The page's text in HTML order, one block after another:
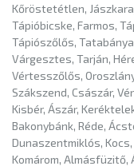
Kőröstetétlen,
Tápióbicske, Farmos,
Tápiószőlős,
Várgesztes, Tarján,
Vértesszőlős,
Szákszend, Császár,
Kisbér, Ászár,
Bakonybánk, Réde,
Dunaszentmiklós, Kocs,
Komárom, Almásfüzitő,